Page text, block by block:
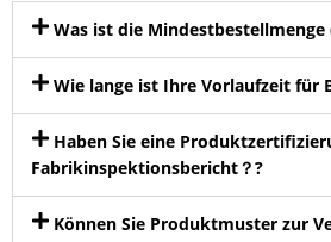
Was ist die Mindestbestellmenge
Wie lange ist Ihre Vorlaufzeit für
Haben Sie eine
Fabrikinspektionsbericht？?
Können Sie Produktmuster zur